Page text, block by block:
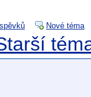
Nové téma